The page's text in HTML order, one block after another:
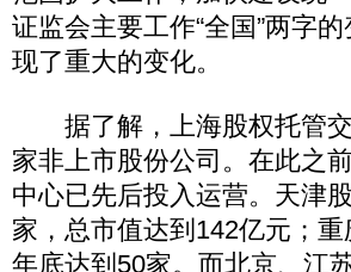
证监会主要工作“全国”两字
现了重大的变化。
据了解，上海股权托管交
家非上市股份公司。在此之
中心已先后投入运营。天津
家，总市值达到142亿元；
年底达到50家。而北京、江